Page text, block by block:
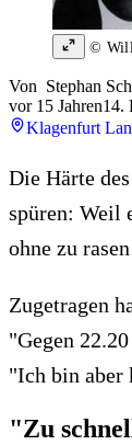
©
Von Stephan
vor 15 Jahren14.
Klagenfurt
Die Härte
spüren: Weil
ohne zu
Zugetragen
"Gegen
"Ich bin aber
"Zu